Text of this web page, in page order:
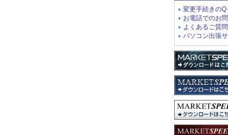
変更手続きのQ
お電話でのお
よくあるご質問
パソコン出張